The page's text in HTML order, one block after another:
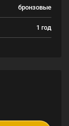
бронзовые
1 год